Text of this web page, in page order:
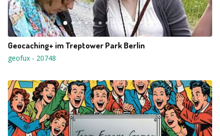
Geocaching+ im Treptower Park Berlin
geofux - 20748